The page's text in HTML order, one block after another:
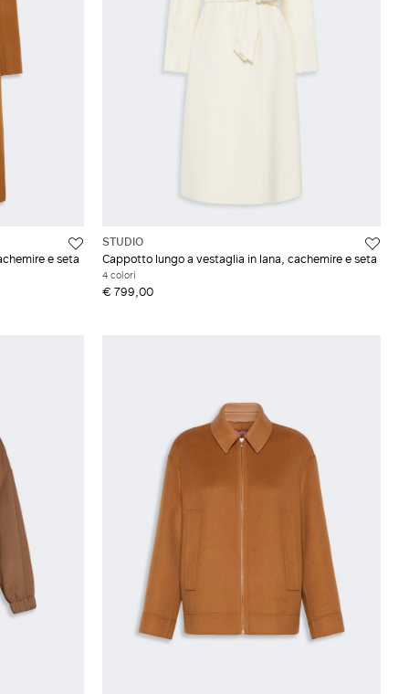
e seta
STUDIO
Cappotto lungo a vestaglia in lana, cachemire e seta
4 colori
€ 799,00